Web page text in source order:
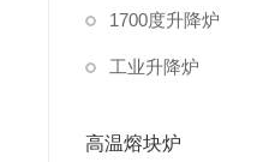
1700度升降炉
工业升降炉
高温熔块炉